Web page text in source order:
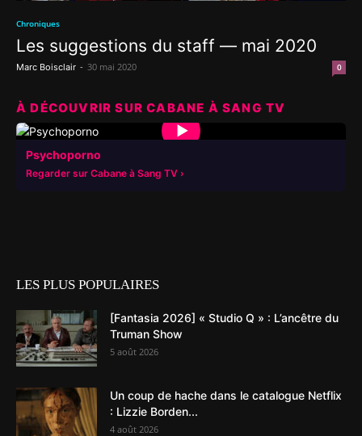
Chroniques
Les suggestions du staff — mai 2020
Marc Boisclair - 30 mai 2020 0
À DÉCOUVRIR SUR CABANE À SANG TV
▶
Psychoporno
Regarder sur Cabane à Sang TV
LES PLUS POPULAIRES
[Fantasia 2026] « Studio Q » : L’ancêtre du
Truman Show
5 août 2026
Un coup de hache dans le catalogue Netflix
: Lizzie Borden...
4 août 2026